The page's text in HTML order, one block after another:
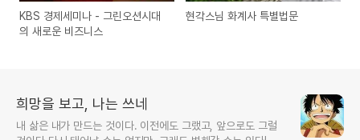
KBS 경제세미나 - 그린오션시대
의 새로운 비즈니스
현각스님 화계사 특별법문
희망을 보고, 나는 쓰네
내 삶은 내가 만드는 것이다. 이전에도 그랬고, 앞으로도 그럴